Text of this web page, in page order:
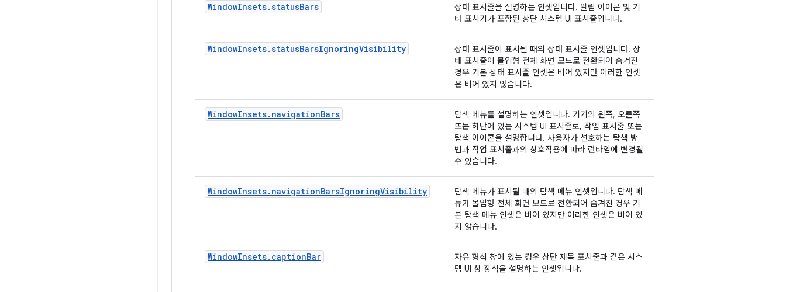
WindowInsets.statusBars
상태 표시줄을 설명하는 인셋입니다. 알림 아이콘 및 기
타 표시기가 포함된 상단 시스템 UI 표시줄입니다.
WindowInsets.statusBarsIgnoringVisibility
상태 표시줄이 표시될 때의 상태 표시줄 인셋입니다. 상
태 표시줄이 몰입형 전체 화면 모드로 전환되어 숨겨진
경우 기본 상태 표시줄 인셋은 비어 있지만 이러한 인셋
은 비어 있지 않습니다.
WindowInsets.navigationBars
탐색 메뉴를 설명하는 인셋입니다. 기기의 왼쪽, 오른쪽
또는 하단에 있는 시스템 UI 표시줄로, 작업 표시줄 또는
탐색 아이콘을 설명합니다. 사용자가 선호하는 탐색 방
법과 작업 표시줄과의 상호작용에 따라 런타임에 변경될
수 있습니다.
WindowInsets.navigationBarsIgnoringVisibility
탐색 메뉴가 표시될 때의 탐색 메뉴 인셋입니다. 탐색 메
뉴가 몰입형 전체 화면 모드로 전환되어 숨겨진 경우 기
본 탐색 메뉴 인셋은 비어 있지만 이러한 인셋은 비어 있
지 않습니다.
WindowInsets.captionBar
자유 형식 창에 있는 경우 상단 제목 표시줄과 같은 시스
템 UI 창 장식을 설명하는 인셋입니다.